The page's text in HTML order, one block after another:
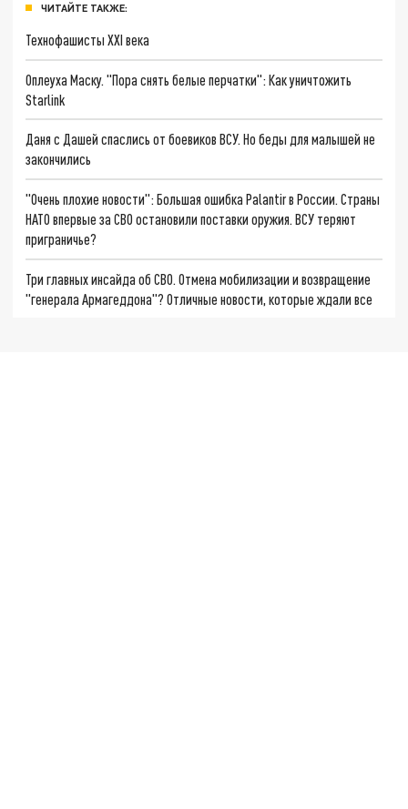
ЧИТАЙТЕ ТАКЖЕ:
Технофашисты XXI века
Оплеуха Маску. "Пора снять белые перчатки": Как уничтожить
Starlink
Даня с Дашей спаслись от боевиков ВСУ. Но беды для малышей не
закончились
"Очень плохие новости": Большая ошибка Palantir в России. Страны
НАТО впервые за СВО остановили поставки оружия. ВСУ теряют
приграничье?
Три главных инсайда об СВО. Отмена мобилизации и возвращение
"генерала Армагеддона"? Отличные новости, которые ждали все